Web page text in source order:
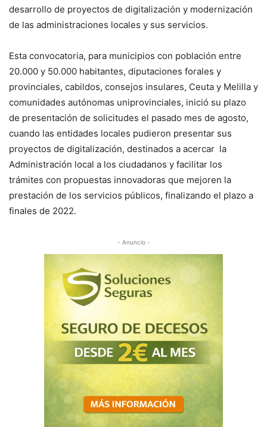
desarrollo de proyectos de digitalización y modernización
de las administraciones locales y sus servicios.
Esta convocatoria, para municipios con población entre
20.000 y 50.000 habitantes, diputaciones forales y
provinciales, cabildos, consejos insulares, Ceuta y Melilla y
comunidades autónomas uniprovinciales, inició su plazo
de presentación de solicitudes el pasado mes de agosto,
cuando las entidades locales pudieron presentar sus
proyectos de digitalización, destinados a acercar la
Administración local a los ciudadanos y facilitar los
trámites con propuestas innovadoras que mejoren la
prestación de los servicios públicos, finalizando el plazo a
finales de 2022.
- Anuncio -